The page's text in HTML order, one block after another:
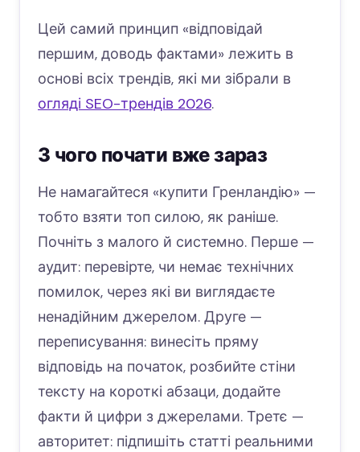
Цей самий принцип «відповідай
першим, доводь фактами» лежить в
основі всіх трендів, які ми зібрали в
огляді SEO-трендів 2026.
З чого почати вже зараз
Не намагайтеся «купити Гренландію» —
тобто взяти топ силою, як раніше.
Почніть з малого й системно. Перше —
аудит: перевірте, чи немає технічних
помилок, через які ви виглядаєте
ненадійним джерелом. Друге —
переписування: винесіть пряму
відповідь на початок, розбийте стіни
тексту на короткі абзаци, додайте
факти й цифри з джерелами. Третє —
авторитет: підпишіть статті реальними